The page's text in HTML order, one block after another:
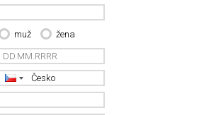
muž žena